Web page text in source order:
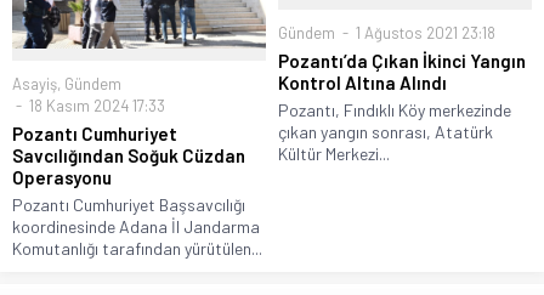
Asayiş, Gündem
18 Kasım 2024 17:33
Pozantı Cumhuriyet
Savcılığından Soğuk Cüzdan
Operasyonu
Pozantı Cumhuriyet Başsavcılığı
koordinesinde Adana İl Jandarma
Komutanlığı tarafından yürütülen...
Gündem 1 Ağustos 2021 23:18
Pozantı’da Çıkan İkinci Yangın
Kontrol Altına Alındı
Pozantı, Fındıklı Köy merkezinde
çıkan yangın sonrası, Atatürk
Kültür Merkezi...